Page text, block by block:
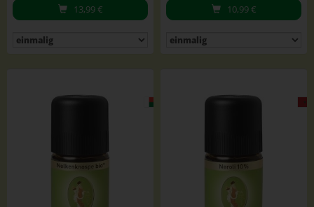
13,99€ 10,99€